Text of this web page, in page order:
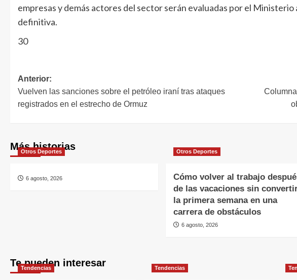
empresas y demás actores del sector serán evaluadas por el
definitiva.
30
Anterior:
Vuelven las sanciones sobre el petróleo iraní tras ataques
registrados en el estrecho de Ormuz
Más historias
Otros Deportes
6 agosto, 2026
Otros Deportes
Cómo volver al trabajo
de las vacaciones sin
la primera semana en una
carrera de obstáculos
6 agosto, 2026
Te pueden interesar
Tendencias Tendencias